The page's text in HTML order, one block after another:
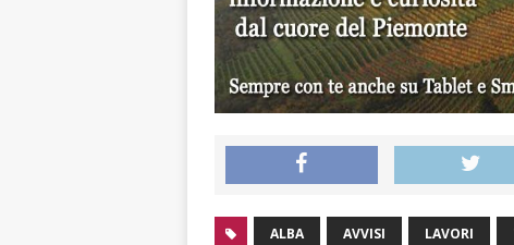
ALBA AVVISI LAVORI